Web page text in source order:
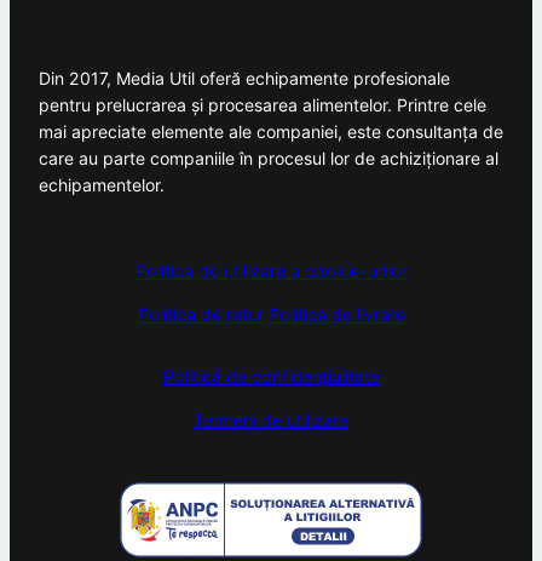
Din 2017, Media Util oferă echipamente profesionale
pentru prelucrarea și procesarea alimentelor. Printre cele
mai apreciate elemente ale companiei, este consultanța de
care au parte companiile în procesul lor de achiziționare al
echipamentelor.
Politica de utilizare a cookie-urilor
Politica de retur Politica de livrare
Politică de confidențialitate
Termeni de utilizare